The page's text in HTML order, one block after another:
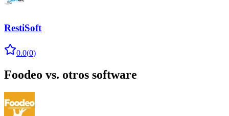
RestiSoft
0.0(0)
Foodeo vs. otros software